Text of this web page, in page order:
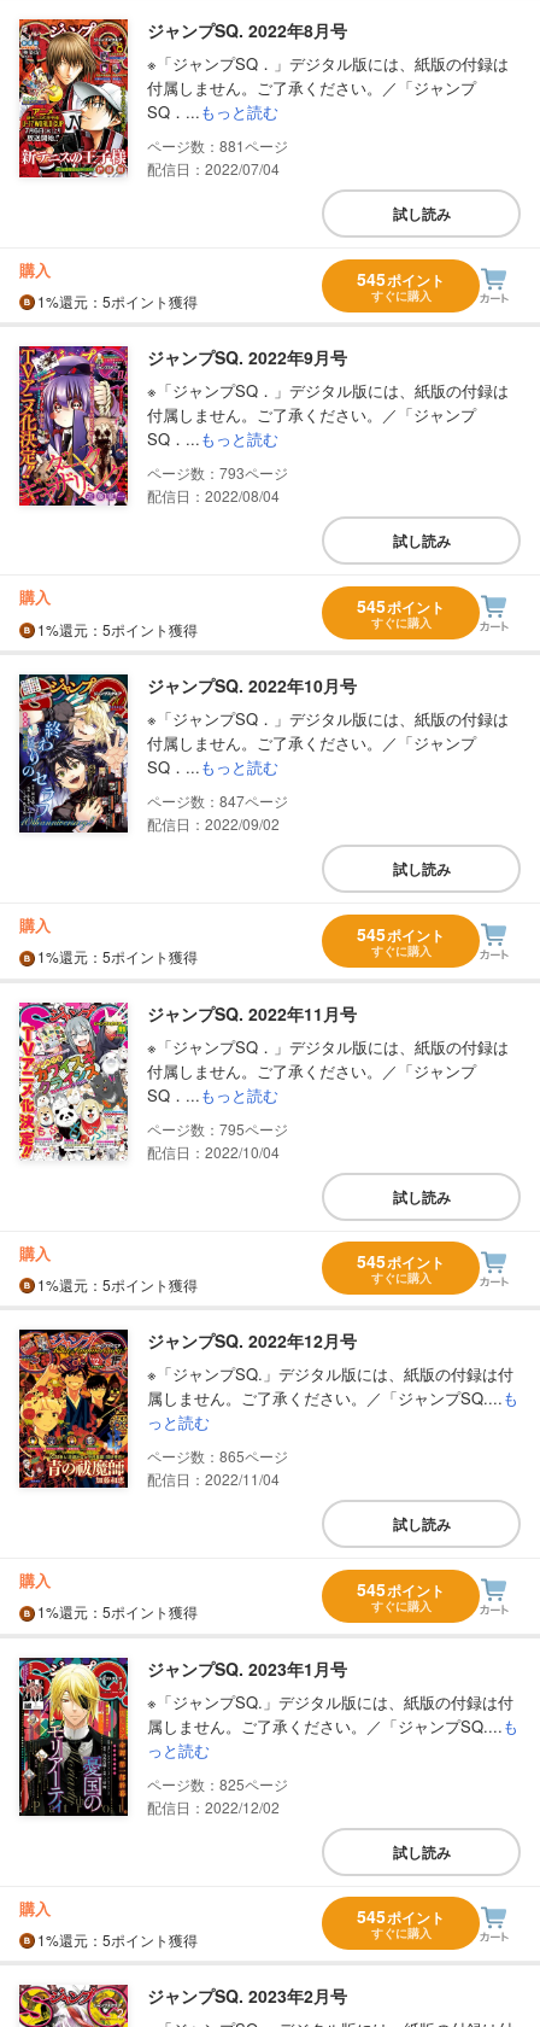
ジャンプSQ. 2022年8月号
※「ジャンプSQ．」デジタル版には、紙版の付録は
付属しません。ご了承ください。／「ジャンプ
SQ．...もっと読む
881
配信日：2022/07/04
試し読み
購入
1%還元 ：5ポイント獲得
545ポイント
すぐに購入
ジャンプSQ. 2022年9月号
※「ジャンプSQ．」デジタル版には、紙版の付録は
付属しません。ご了承ください。／「ジャンプ
SQ．...もっと読む
793
配信日：2022/08/04
試し読み
購入
1%還元 ：5ポイント獲得
545ポイント
すぐに購入
ジャンプSQ. 2022年10月号
※「ジャンプSQ．」デジタル版には、紙版の付録は
付属しません。ご了承ください。／「ジャンプ
SQ．...もっと読む
847
配信日：2022/09/02
試し読み
購入
1%還元 ：5ポイント獲得
545ポイント
すぐに購入
ジャンプSQ. 2022年11月号
※「ジャンプSQ．」デジタル版には、紙版の付録は
付属しません。ご了承ください。／「ジャンプ
SQ．...もっと読む
795
配信日：2022/10/04
試し読み
購入
1%還元 ：5ポイント獲得
545ポイント
すぐに購入
ジャンプSQ. 2022年12月号
※「ジャンプSQ.」デジタル版には、紙版の付録は付
属しません。ご了承ください。／「ジャンプSQ....も
っと読む
865
配信日：2022/11/04
試し読み
購入
1%還元 ：5ポイント獲得
545ポイント
すぐに購入
ジャンプSQ. 2023年1月号
※「ジャンプSQ.」デジタル版には、紙版の付録は付
属しません。ご了承ください。／「ジャンプSQ....も
っと読む
825
配信日：2022/12/02
試し読み
購入
1%還元 ：5ポイント獲得
545ポイント
すぐに購入
ジャンプSQ. 2023年2月号